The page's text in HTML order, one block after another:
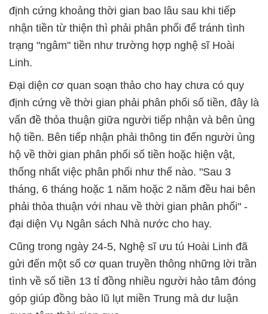
định cứng khoảng thời gian bao lâu sau khi tiếp
nhận tiền từ thiện thì phải phân phối để tránh tình
trạng "ngâm" tiền như trường hợp nghệ sĩ Hoài
Linh.
Đại diện cơ quan soạn thảo cho hay chưa có quy
định cứng về thời gian phải phân phối số tiền, đây là
vấn đề thỏa thuận giữa người tiếp nhận và bên ủng
hộ tiền. Bên tiếp nhận phải thông tin đến người ủng
hộ về thời gian phân phối số tiền hoặc hiện vật,
thống nhất việc phân phối như thế nào. "Sau 3
tháng, 6 tháng hoặc 1 năm hoặc 2 năm đều hai bên
phải thỏa thuận với nhau về thời gian phân phối" -
đại diện Vụ Ngân sách Nhà nước cho hay.
Cũng trong ngày 24-5, Nghệ sĩ ưu tú Hoài Linh đã
gửi đến một số cơ quan truyền thông những lời trần
tình về số tiền 13 tỉ đồng nhiều người hảo tâm đóng
góp giúp đồng bào lũ lụt miền Trung mà dư luận